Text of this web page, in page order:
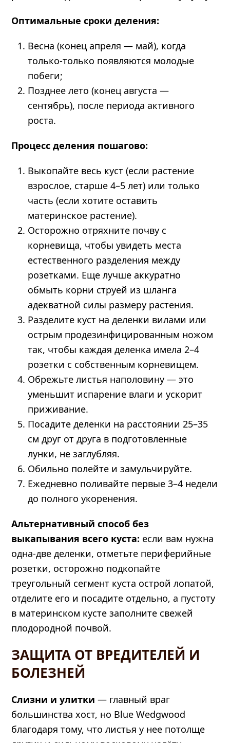
Оптимальные сроки деления:
Весна (конец апреля — май), когда
только-только появляются молодые
побеги;
Позднее лето (конец августа —
сентябрь), после периода активного
роста.
Процесс деления пошагово:
Выкопайте весь куст (если растение
взрослое, старше 4–5 лет) или только
часть (если хотите оставить
материнское растение).
Осторожно отряхните почву с
корневища, чтобы увидеть места
естественного разделения между
розетками. Еще лучше аккуратно
обмыть корни струей из шланга
адекватной силы размеру растения.
Разделите куст на деленки вилами или
острым продезинфицированным ножом
так, чтобы каждая деленка имела 2–4
розетки с собственным корневищем.
Обрежьте листья наполовину — это
уменьшит испарение влаги и ускорит
приживание.
Посадите деленки на расстоянии 25–35
см друг от друга в подготовленные
лунки, не заглубляя.
Обильно полейте и замульчируйте.
Ежедневно поливайте первые 3–4 недели
до полного укоренения.
Альтернативный способ без
выкапывания всего куста: если вам нужна
одна-две деленки, отметьте периферийные
розетки, осторожно подкопайте
треугольный сегмент куста острой лопатой,
отделите его и посадите отдельно, а пустоту
в материнском кусте заполните свежей
плодородной почвой.
ЗАЩИТА ОТ ВРЕДИТЕЛЕЙ И
БОЛЕЗНЕЙ
Слизни и улитки — главный враг
большинства хост, но Blue Wedgwood
благодаря тому, что листья у нее потолще